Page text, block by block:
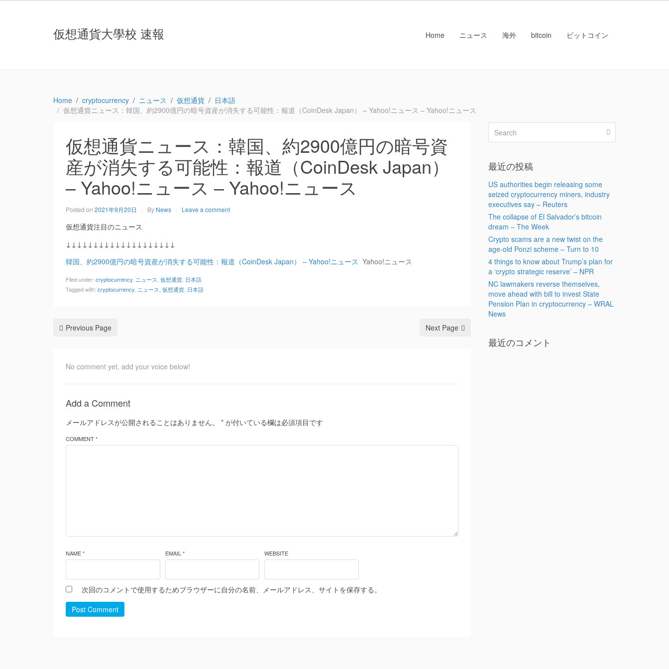
仮想通貨大學校 速報 Home ニュース 海外 bitcoin ビットコイン
Home cryptocurrency ニュース 仮想通貨
日本語
仮想通貨ニュース：韓国、約2900億円の暗号資産が消失する可能性：報道（CoinDesk Japan） – Yahoo!ニュース – Yahoo!ニュース
仮想通貨ニュース：韓国、約2900億円の暗号資
産が消失する可能性：報道（CoinDesk Japan）
– Yahoo!ニュース – Yahoo!ニュース
Posted on 2021年9月20日 By News Leave a comment
仮想通貨注目のニュース
↓↓↓↓↓↓↓↓↓↓↓↓↓↓↓↓↓↓↓↓
韓国、約2900億円の暗号資産が消失する可能性：報道（CoinDesk Japan） – Yahoo!ニュース Yahoo!ニュース
Filed under: cryptocurrency ニュース 仮想通貨 日本語
Tagged with: cryptocurrency ニュース 仮想通貨 日本語
Previous Page Next Page
No comment yet, add your voice below!
Add a Comment
メールアドレスが公開されることはありません。 * が付いている欄は必須項目です
COMMENT *
NAME * EMAIL * WEBSITE
次回のコメントで使用するためブラウザーに自分の名前、メールアドレス、サイトを保存する。
Post Comment
最近の投稿
US authorities begin releasing some
seized cryptocurrency miners, industry
executives say – Reuters
The collapse of El Salvador’s bitcoin
dream – The Week
Crypto scams are a new twist on the
age-old Ponzi scheme – Turn to 10
4 things to know about Trump’s plan for
a ‘crypto strategic reserve’ – NPR
NC lawmakers reverse themselves,
move ahead with bill to invest State
Pension Plan in cryptocurrency – WRAL
News
最近のコメント